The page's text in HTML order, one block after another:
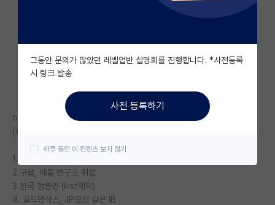
자유 게시판(아무개랩)
미국 유학 게시판
미국 대학원 합격 후기 게시판
대학원생 모집 게시판
연구실(PI) 홍보 게시판
석박사 채용 정보 게시판
미국 탑대학박사 졸업 앞두고있는데 이중에서 뭐하면좋을까?
(재미로 그냥 골라봐줘 괜히 화내거나 싸우지말고!)
1.한국 수도권~인서울 하위권 이과대 교수.
2.구글, 애플 연구소 취업
3.한국 정출연 (kist제외)
4. 골드만삭스, JP모건 같은 IB
그동안 문의가 많았던 레벨업반 설명회를 진행합니다. *사전등록
시 링크 발송
사전 등록하기
하루 동안 이 컨텐츠 보지 않기